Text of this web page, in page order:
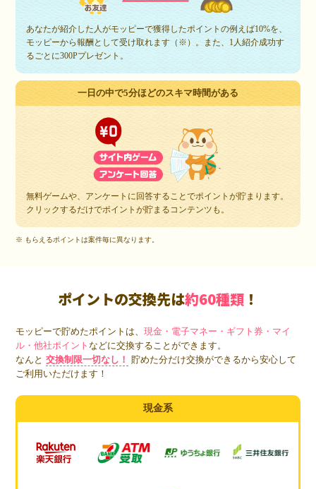
あなたが紹介した人がモッピーで獲得したポイントの例えば10%を、
モッピーから報酬として受け取れます（※）。また、1人紹介成功す
るごとに300Pプレゼント。
一日の中で5分ほどのスキマ時間がある
無料ゲームや、アンケートに回答することでポイントが貯まります。
クリックするだけでポイントが貯まるコンテンツも。
※ もらえるポイントは案件毎に異なります。
ポイントの交換先は約60種類 ！
モッピーで貯めたポイントは、現金・電子マネー・ギフト券・マイ
ル・他社ポイントなどに交換することができます。
なんと 交換制限一切なし！
貯めた分だけ交換ができるから安心して
ご利用いただけます！
現金系